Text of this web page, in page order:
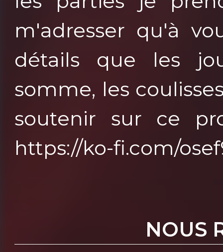
m'adresser qu'à
détails que les
somme, les
soutenir sur ce
https://ko-fi.com/
NOUS